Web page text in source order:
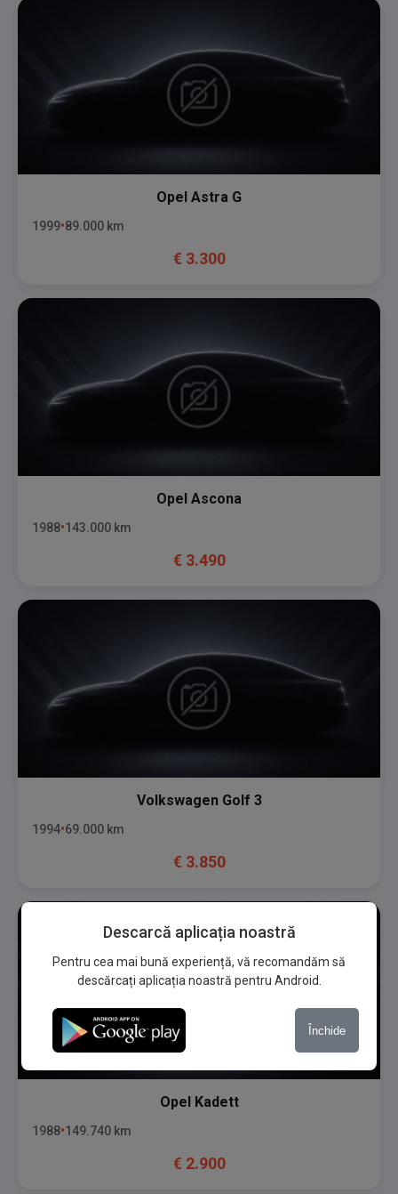
Opel Astra G
1999 89.000 km
€ 3.300
Opel Ascona
1988 143.000 km
€ 3.490
Volkswagen Golf 3
1994 69.000 km
€ 3.850
Opel Kadett
1988 149.740 km
€ 2.900
Descarcă aplicația noastră
Pentru cea mai bună experiență, vă recomandăm să
descărcați aplicația noastră pentru Android.
Închide